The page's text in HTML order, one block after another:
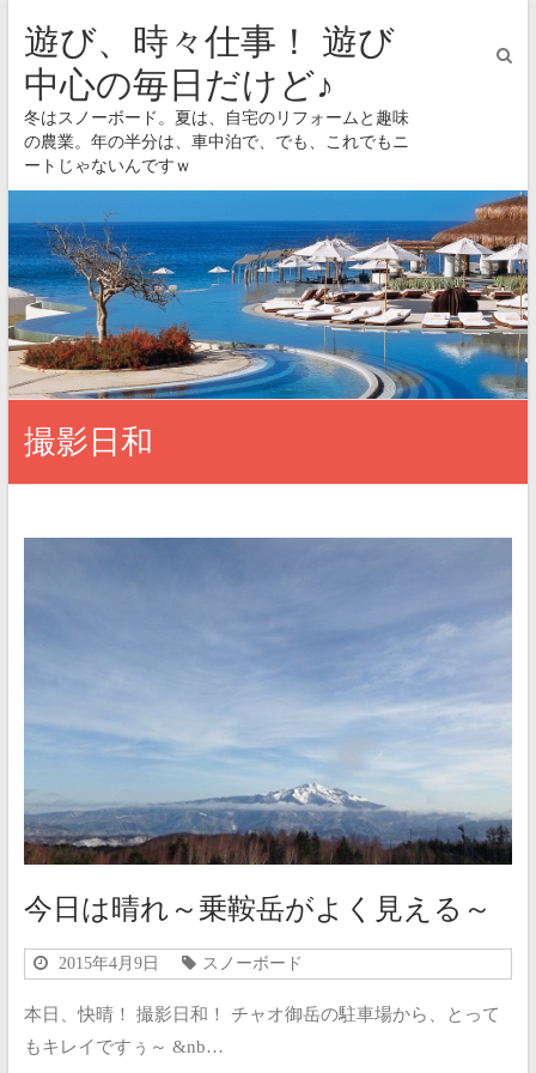
遊び、時々仕事！ 遊び
中心の毎日だけど♪
冬はスノーボード。夏は、自宅のリフォームと趣味
の農業。年の半分は、車中泊で、でも、これでもニ
ートじゃないんですｗ
撮影日和
今日は晴れ～乗鞍岳がよく見える～
2015年4月9日 スノーボード
本日、快晴！ 撮影日和！ チャオ御岳の駐車場から、とって
もキレイですぅ～ &nb…